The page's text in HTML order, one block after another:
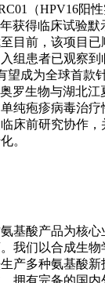
（HPV16阳
获得临床试验
目前，该项目已
组患者已观察
有望成为全球首
罗生物与湖北
纯疱疹病毒治疗
床前研究协作
。
基酸产品为核
我们以合成生
产多种氨基酸
拥有完备的国